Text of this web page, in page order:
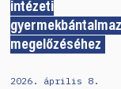
intézeti
megelőzéséhez
2026. április 8.